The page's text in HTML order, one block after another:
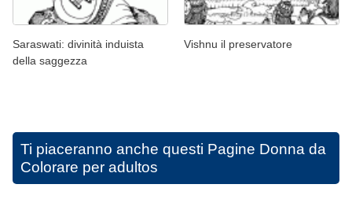
Saraswati: divinità induista
della saggezza
Vishnu il preservatore
Ti piaceranno anche questi Pagine Donna da
Colorare per adultos